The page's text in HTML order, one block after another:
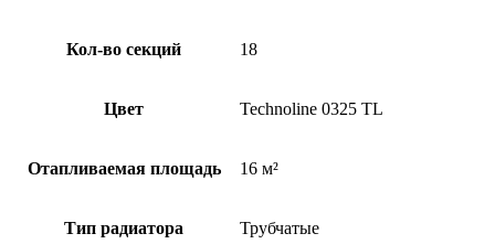
Кол-во секций 18
Цвет Technoline 0325 TL
Отапливаемая площадь 16 м²
Тип радиатора Трубчатые